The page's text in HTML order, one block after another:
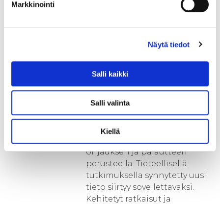
Markkinointi
Näytä tiedot
Salli kaikki
Salli valinta
Kiellä
varmistamaan, että
tukevat vaikuttavaa alueellista
luomisessa keskeistä on eri
toimijoiden välisen
vuorovaikutuksen lisääminen.
Koulutustoiminta kehittyy
ohjauksen ja palautteen
perusteella. Tieteellisellä
tutkimuksella synnytetty uusi
tieto siirtyy sovellettavaksi.
Kehitetyt ratkaisut ja